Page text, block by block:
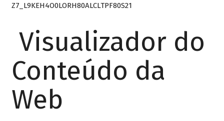
Z7_L9KEH4O0LORH80ALCLTPF80S21
Visualizador do
Conteúdo da
Web